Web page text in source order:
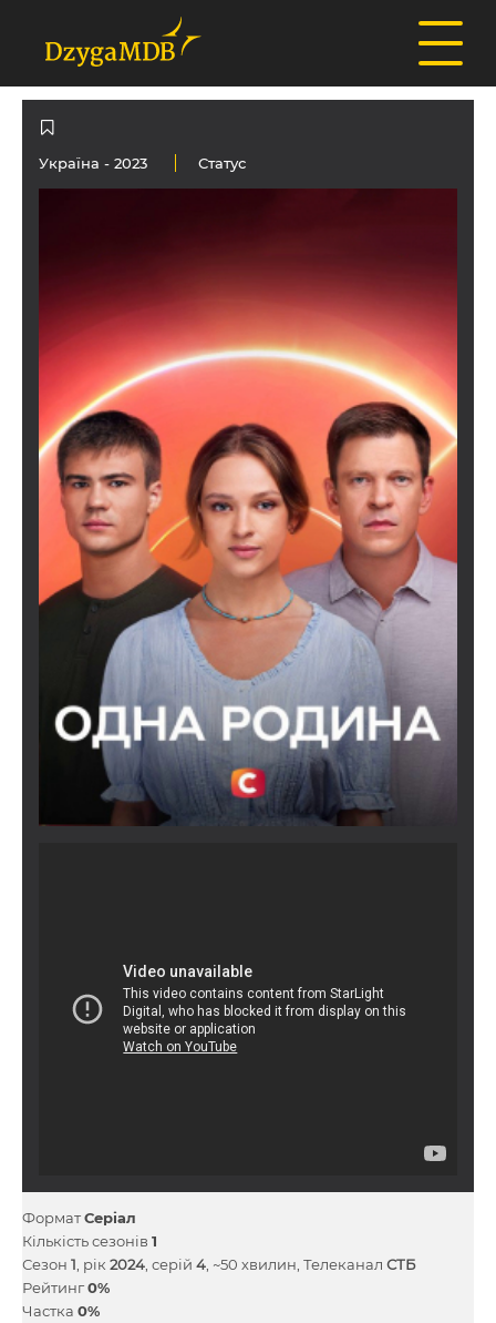
Україна - 2023 Статус
ФорматСеріал
Кількість сезонів 1
Сезон 1 , рік 2024 , серій 4 , ~50 хвилин, Телеканал СТБ
Рейтинг0%
Частка 0%